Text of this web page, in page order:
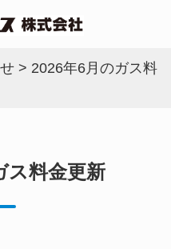
> 2026年6月のガス料
ス料金更新